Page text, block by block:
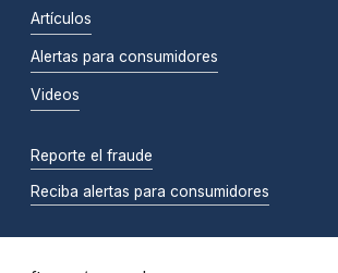
Artículos
Alertas para consumidores
Videos
Reporte el fraude
Reciba alertas para consumidores